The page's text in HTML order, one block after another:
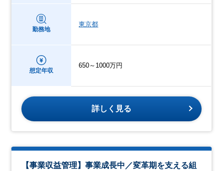
勤務地
東京都
想定年収
650～1000万円
詳しく見る
【事業収益管理】事業成長中／変革期を支える組